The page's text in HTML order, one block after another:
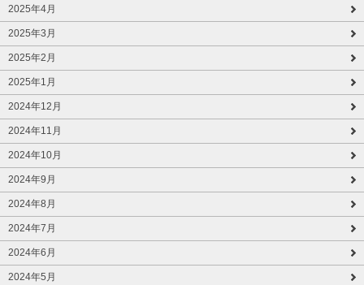
2025年4月
2025年3月
2025年2月
2025年1月
2024年12月
2024年11月
2024年10月
2024年9月
2024年8月
2024年7月
2024年6月
2024年5月